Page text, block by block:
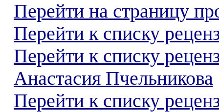
Перейти на страницу
Перейти к списку
Перейти к списку
Анастасия Пчельникова
Перейти к списку